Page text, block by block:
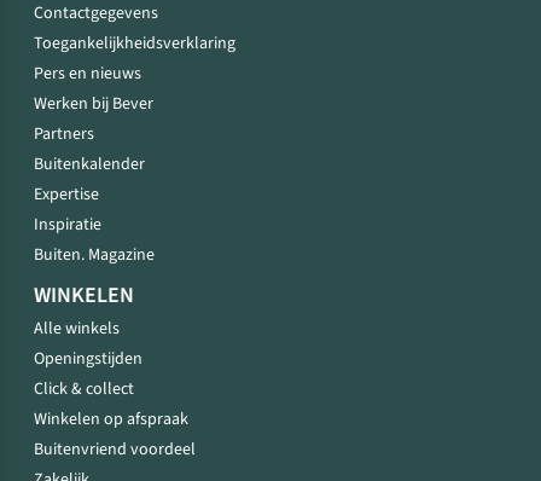
Contactgegevens
Toegankelijkheidsverklaring
Pers en nieuws
Werken bij Bever
Partners
Buitenkalender
Expertise
Inspiratie
Buiten. Magazine
WINKELEN
Alle winkels
Openingstijden
Click & collect
Winkelen op afspraak
Buitenvriend voordeel